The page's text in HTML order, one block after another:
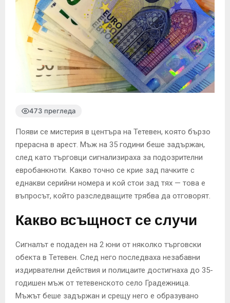
473 прегледа
Появи се мистерия в центъра на Тетевен, която бързо
прерасна в арест. Мъж на 35 години беше задържан,
след като търговци сигнализираха за подозрителни
евробанкноти. Какво точно се крие зад пачките с
еднакви серийни номера и кой стои зад тях — това е
въпросът, който разследващите трябва да отговорят.
Какво всъщност се случи
Сигналът е подаден на 2 юни от няколко търговски
обекта в Тетевен. След него последваха незабавни
издирвателни действия и полицаите достигнаха до 35-
годишен мъж от тетевенското село Градежница.
Мъжът беше задържан и срещу него е образувано